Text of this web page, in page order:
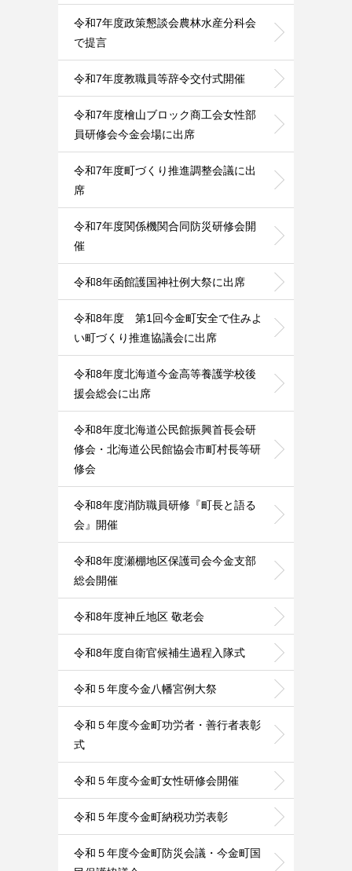
令和7年度政策懇談会農林水産分科会
で提言
令和7年度教職員等辞令交付式開催
令和7年度檜山ブロック商工会女性部
員研修会今金会場に出席
令和7年度町づくり推進調整会議に出
席
令和7年度関係機関合同防災研修会開
催
令和8年函館護国神社例大祭に出席
令和8年度 第1回今金町安全で住みよ
い町づくり推進協議会に出席
令和8年度北海道今金高等養護学校後
援会総会に出席
令和8年度北海道公民館振興首長会研
修会・北海道公民館協会市町村長等研
修会
令和8年度消防職員研修『町長と語る
会』開催
令和8年度瀬棚地区保護司会今金支部
総会開催
令和8年度神丘地区 敬老会
令和8年度自衛官候補生過程入隊式
令和５年度今金八幡宮例大祭
令和５年度今金町功労者・善行者表彰
式
令和５年度今金町女性研修会開催
令和５年度今金町納税功労表彰
令和５年度今金町防災会議・今金町国